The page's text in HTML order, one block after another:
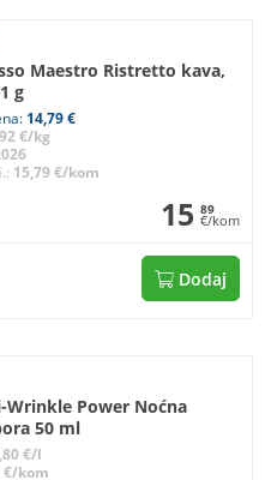
Maestro Ristretto kava,
g
14,79 €
€/kg
15,79 €/kom
15 89
€/kom
Dodaj
Wrinkle Power Noćna
50 ml
€/l
€/kom